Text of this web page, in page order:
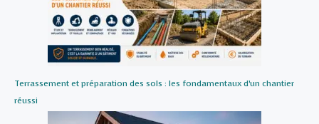
Terrassement et préparation des sols : les fondamentaux d’un chantier
réussi